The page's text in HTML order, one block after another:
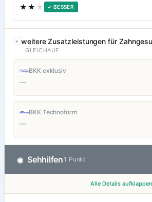
★★ ★ ✓ BESSER
weitere Zusatzleistungen für
GLEICHAUF
BKK exklusiv
—
BKK Technoform
—
◉ Sehhilfen 1 Punkt
Alle Details aufklappen